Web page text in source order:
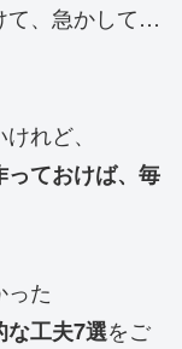
て、急かして…
れど、
っておけば、毎
った
な工夫7選をご